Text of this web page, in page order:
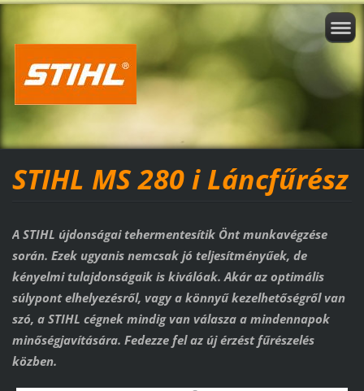
STIHL MS 280 i Láncfűrész
A STIHL újdonságai tehermentesítik Önt munkavégzése
során. Ezek ugyanis nemcsak jó teljesítményűek, de
kényelmi tulajdonságaik is kiválóak. Akár az optimális
súlypont elhelyezésről, vagy a könnyű kezelhetőségről van
szó, a STIHL cégnek mindig van válasza a mindennapok
minőségjavítására. Fedezze fel az új érzést fűrészelés
közben.